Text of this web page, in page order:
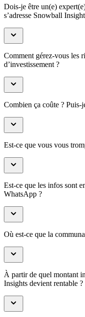
Dois-je être un(e)
s’adresse Snowball
Comment gérez-vous les
d’investissement ?
Combien ça coûte ? Puis-
Est-ce que vous vous
Est-ce que les infos sont
WhatsApp ?
Où est-ce que la
À partir de quel montant
Insights devient rentable ?